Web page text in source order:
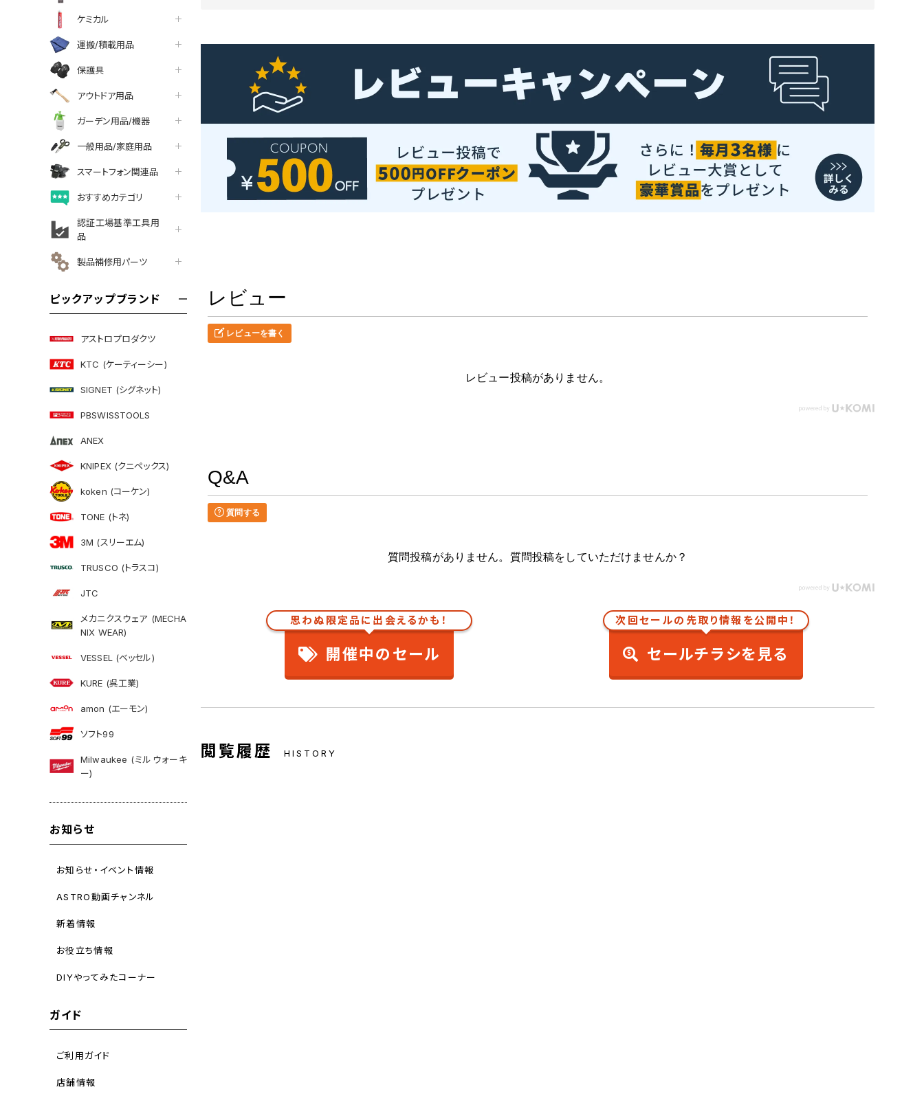
ケミカル
運搬/積載用品
保護具
アウトドア用品
ガーデン用品/機器
一般用品/家庭用品
スマートフォン関連品
おすすめカテゴリ
認証工場基準工具用
品
製品補修用パーツ
ピックアップブランド
アストロプロダクツ
KTC (ケーティーシー)
SIGNET (シグネット)
PBSWISSTOOLS
ANEX
KNIPEX (クニペックス)
koken (コーケン)
TONE (トネ)
3M (スリーエム)
TRUSCO (トラスコ)
JTC
メカニクスウェア (MECHA
NIX WEAR)
VESSEL (ベッセル)
KURE (呉工業)
amon (エーモン)
ソフト99
Milwaukee (ミルウォーキ
ー)
お知らせ
お知らせ・イベント情報
ASTRO動画チャンネル
新着情報
お役立ち情報
DIYやってみたコーナー
ガイド
ご利用ガイド
店舗情報
レビュー
レビューを書く
レビュー投稿がありません。
Q&A
質問する
質問投稿がありません。質問投稿をしていただけませんか？
思わぬ限定品に出会えるかも！
開催中のセール
次回セールの先取り情報を公開中！
セールチラシを見る
閲覧履歴 HISTORY